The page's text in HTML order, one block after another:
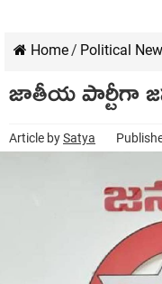
Home/ Political
జాతీయ పార్టీగా
Article bySatya